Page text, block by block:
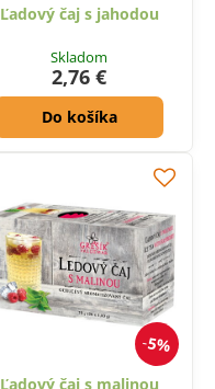
Ľadový čaj s jahodou
Skladom
2,76 €
Do košíka
5%
Ľadový čaj s malinou